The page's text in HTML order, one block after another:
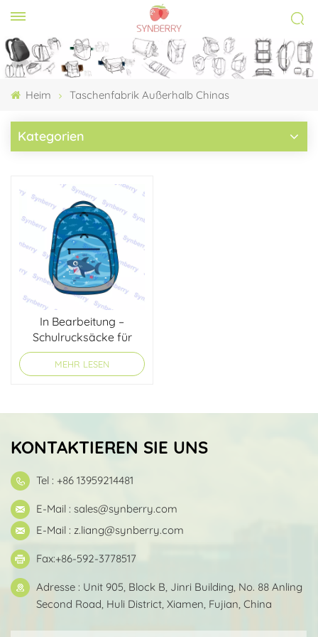
Heim Taschenfabrik Außerhalb Chinas
Kategorien
In Bearbeitung –
Schulrucksäcke für
Kinder
MEHR LESEN
KONTAKTIEREN SIE UNS
Tel : +86 13959214481
E-Mail : sales@synberry.com
E-Mail : z.liang@synberry.com
Fax:+86-592-3778517
Adresse : Unit 905, Block B, Jinri Building, No. 88 Anling
Second Road, Huli District, Xiamen, Fujian, China